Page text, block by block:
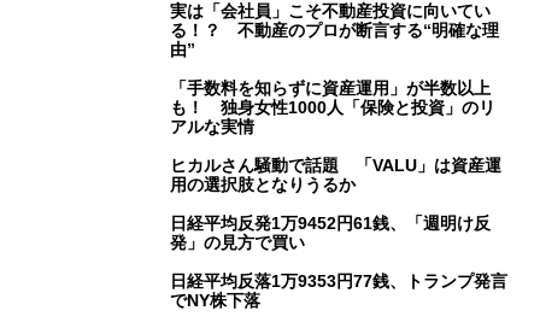
実は「会社員」こそ不動産投資に向いてい
る！？ 不動産のプロが断言する“明確な理
由”
「手数料を知らずに資産運用」が半数以上
も！ 独身女性1000人「保険と投資」のリ
アルな実情
ヒカルさん騒動で話題 「VALU」は資産運
用の選択肢となりうるか
日経平均反発1万9452円61銭、「週明け反
発」の見方で買い
日経平均反落1万9353円77銭、トランプ発言
でNY株下落